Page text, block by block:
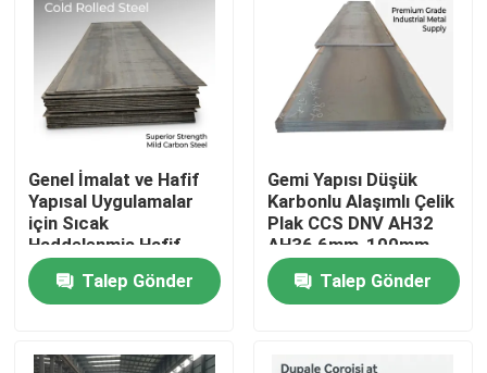
Ana sayfa
Ürünler
Genel İmalat ve Hafif
Yapısal Uygulamalar
için Sıcak
Haddelenmiş Hafif
Demir Sac Q195
Q235B 0.8mm-6mm
1250mm Genişlik
Talep Gönder
Gemi Yapısı Düşük
Karbonlu Alaşımlı Çelik
Plak CCS DNV AH32
AH36 6mm-100mm
Deniz Gemisi ve
Offshore için
Sertifikalı
Talep Gönder